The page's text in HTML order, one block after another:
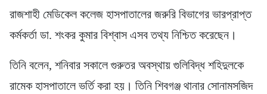
রাজশাহী মেডিকেল কলেজ হাসপাতালের জরুরি বিভাগের ভারপ্রাপ্ত
কর্মকর্তা ডা. শংকর কুমার বিশ্বাস এসব তথ্য নিশ্চিত করেছেন।
তিনি বলেন, শনিবার সকালে গুরুতর অবস্থায় গুলিবিদ্ধ শহিদুলকে
রামেক হাসপাতালে ভর্তি করা হয়। তিনি শিবগঞ্জ থানার সোনামসজিদ